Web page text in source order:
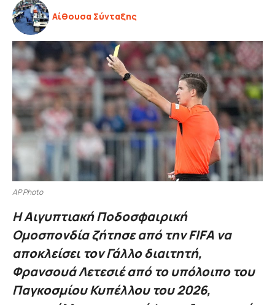
Αίθουσα Σύνταξης
AP Photo
Η Αιγυπτιακή Ποδοσφαιρική
Ομοσπονδία ζήτησε από την FIFA να
αποκλείσει τον Γάλλο διαιτητή,
Φρανσουά Λετεσιέ από το υπόλοιπο του
Παγκοσμίου Κυπέλλου του 2026,